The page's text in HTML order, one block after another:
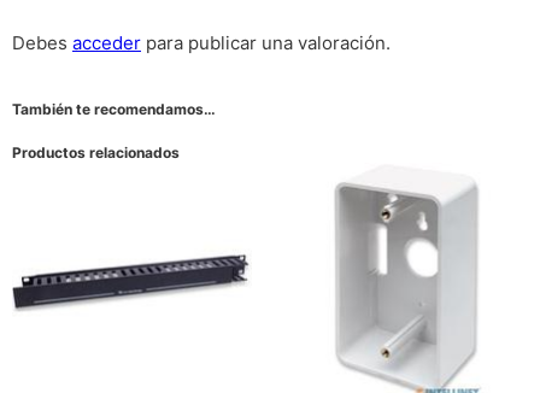
Debes acceder para publicar una valoración.
También te recomendamos…
Productos relacionados